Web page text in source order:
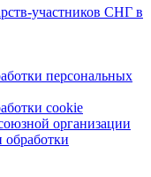
участников СНГ в
персональных
cookie
организации